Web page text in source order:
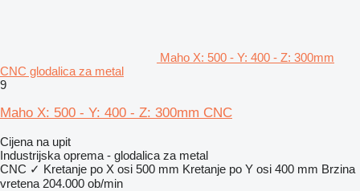
Maho X: 500 - Y: 400 - Z: 300mm
CNC glodalica za metal
9
Maho X: 500 - Y: 400 - Z: 300mm CNC
Cijena na upit
Industrijska oprema - glodalica za metal
CNC ✓ Kretanje po X osi 500 mm Kretanje po Y osi 400 mm Brzina
vretena 204.000 ob/min